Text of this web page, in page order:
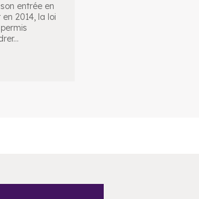
entrée en
2014, la loi
...